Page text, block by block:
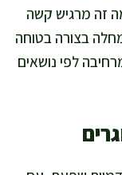
זה מרגיש קשה
בצורה בטוחה
לפי נושאים